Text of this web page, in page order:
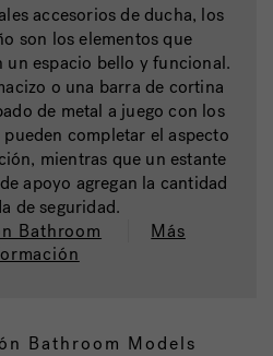
accesorios de ducha, los
son los elementos que
espacio bello y funcional.
o una barra de cortina
de metal a juego con los
completar el aspecto
mientras que un estante
apoyo agregan la cantidad
de seguridad.
Bathroom
Más
Bathroom Models